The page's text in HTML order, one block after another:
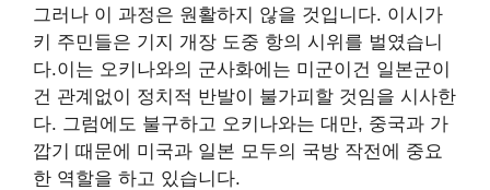
그러나 이 과정은 원활하지 않을 것입니다. 이시가
키 주민들은 기지 개장 도중 항의 시위를 벌였습니
다.이는 오키나와의 군사화에는 미군이건 일본군이
건 관계없이 정치적 반발이 불가피할 것임을 시사한
다. 그럼에도 불구하고 오키나와는 대만, 중국과 가
깝기 때문에 미국과 일본 모두의 국방 작전에 중요
한 역할을 하고 있습니다.